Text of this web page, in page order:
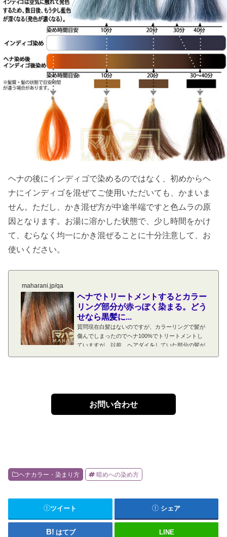
ヘナの後にインディゴで染めるのではなく、初めからヘ
ナにインディゴを混ぜてご使用いただいても、かまいま
せん。ただし、かき混ぜ方が中途半端ですと色ムラの原
因となります。お湯に溶かした状態で、少し時間をかけ
て、むらなく均一にかき混ぜることに十分注意して、お
使いください。
maharani.jp/qa
ヘナでトリートメントするとカラー
リング部分が赤っぽく染まる。どう
せなら黒髪に...
質問現在白髪はないのですが、カラーリングで髪が
傷んでしまったのでヘナ100%でトリートメントし
ていますが、以前、ヘアダイをしていた部分の髪が
直後は赤オレンジ色が目立つにしても、３～４日、
１週間で色味がぐっと落ち着きます。カラーリング
お問い合わせ
ヘナカラー・染まり方 暗めへの染め方
ツイート シェア
はてブ LINE